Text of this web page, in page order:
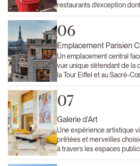
restaurants d’exception
06
Emplacement Parisien
Un emplacement central
vue unique s’étendant de
la Tour Eiffel et au Sacré-
07
Galerie d’Art
Une expérience artistique
prêtées et merveilles
à travers les espaces